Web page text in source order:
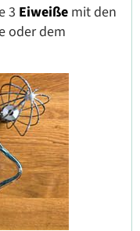
3 Eiweiße mit den
oder dem